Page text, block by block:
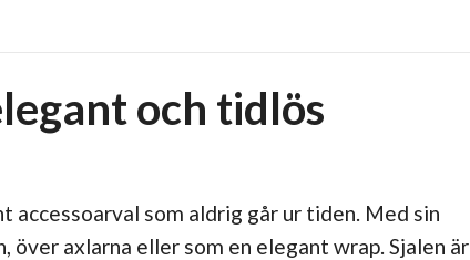
och tidlös
som aldrig går ur tiden. Med sin
axlarna eller som en elegant wrap. Sjalen är